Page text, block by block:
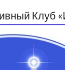
Клуб